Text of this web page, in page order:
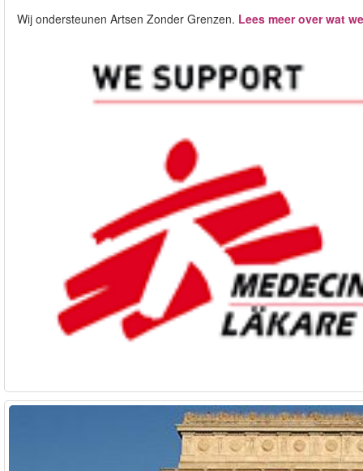
Wij ondersteunen Artsen Zonder Grenzen. Lees meer over wat